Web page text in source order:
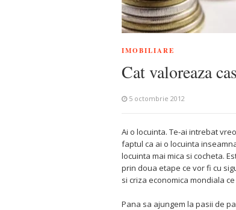
IMOBILIARE
Cat valoreaza
5 octombrie 2012
Ai o locuinta. Te-ai intrebat
faptul ca ai o locuinta
locuinta mai mica si cocheta.
prin doua etape ce vor fi cu
si criza economica mondiala
Pana sa ajungem la pasii de